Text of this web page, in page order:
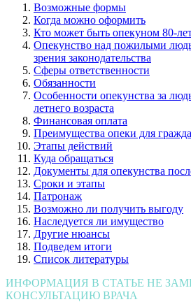
Возможные формы
Когда можно оформить
Кто может быть опекуном 80-
Опекунство над пожилыми
зрения законодательства
Сферы ответственности
Обязанности
Особенности опекунства за
летнего возраста
Финансовая оплата
Преимущества опеки для
Этапы действий
Куда обращаться
Документы для опекунства
Сроки и этапы
Патронаж
Возможно ли получить выгоду
Наследуется ли имущество
Другие нюансы
Подведем итоги
Список литературы
ИНФОРМАЦИЯ В СТАТЬЕ НЕ
КОНСУЛЬТАЦИЮ ВРАЧА